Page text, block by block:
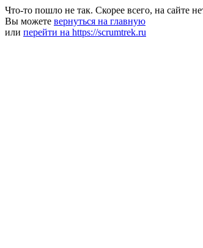
Что-то пошло не так. Скорее всего, на сайте
Вы можете вернуться на главную
или перейти на https://scrumtrek.ru